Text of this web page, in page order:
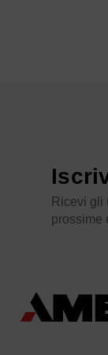
Ricevi gli
prossime